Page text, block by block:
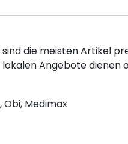
die meisten Artikel
Angebote dienen
Medimax